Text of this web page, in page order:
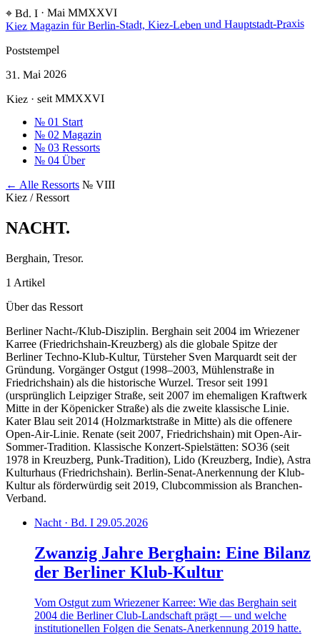
⌖ Bd. I · Mai MMXXVI
Kiez Magazin für Berlin-Stadt, Kiez-Leben und Hauptstadt-Praxis
Poststempel
31. Mai 2026
Kiez · seit MMXXVI
№ 01 Start
№ 02 Magazin
№ 03 Ressorts
№ 04 Über
← Alle Ressorts № VIII
Kiez / Ressort
NACHT.
Berghain, Tresor.
1 Artikel
Über das Ressort
Berliner Nacht-/Klub-Disziplin. Berghain seit 2004 im Wriezener
Karree (Friedrichshain-Kreuzberg) als die globale Spitze der
Berliner Techno-Klub-Kultur, Türsteher Sven Marquardt seit der
Gründung. Vorgänger Ostgut (1998–2003, Mühlenstraße in
Friedrichshain) als die historische Wurzel. Tresor seit 1991
(ursprünglich Leipziger Straße, seit 2007 im ehemaligen Kraftwerk
Mitte in der Köpenicker Straße) als die zweite klassische Linie.
Kater Blau seit 2014 (Holzmarktstraße in Mitte) als die offenere
Open-Air-Linie. Renate (seit 2007, Friedrichshain) mit Open-Air-
Sommer-Tradition. Klassische Konzert-Spielstätten: SO36 (seit
1978 in Kreuzberg, Punk-Tradition), Lido (Kreuzberg, Indie), Astra
Kulturhaus (Friedrichshain). Berlin-Senat-Anerkennung der Klub-
Kultur als förderwürdig seit 2019, Clubcommission als Branchen-
Verband.
Nacht · Bd. I 29.05.2026
Zwanzig Jahre Berghain: Eine Bilanz
der Berliner Klub-Kultur
Vom Ostgut zum Wriezener Karree: Wie das Berghain seit
2004 die Berliner Club-Landschaft prägt — und welche
institutionellen Folgen die Senats-Anerkennung 2019 hatte.